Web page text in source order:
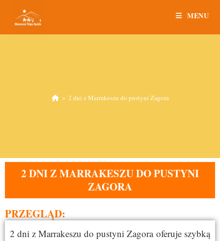
MENU
> 2 dni z Marrakeszu do pustyni Zagora
2 DNI Z MARRAKESZU DO PUSTYNI
ZAGORA
PRZEGLĄD:
2 dni z Marrakeszu do pustyni Zagora oferuje szybką